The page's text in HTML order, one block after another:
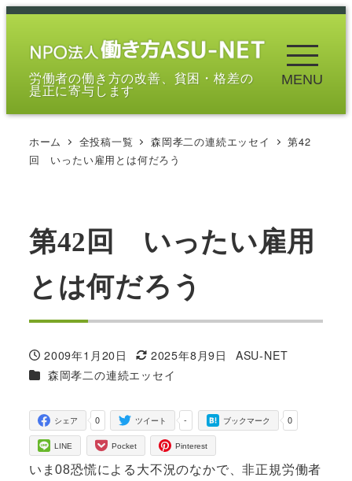
メ
労働者の働き方の改善、貧困・格差の
是正に寄与します
MENU
ホーム 全投稿一覧 森岡孝二の連続エッセイ
第42
回 いったい雇用とは何だろう
第42回 いったい雇用
とは何だろう
投稿日
2009年1月20日
更新日
2025年8月9日
著
ASU-NET
カテゴリー
森岡孝二の連続エッセイ
0
シェア -
ツイート 0
ブックマーク
LINE Pocket Pinterest
いま08恐慌による大不況のなかで、非正規労働者